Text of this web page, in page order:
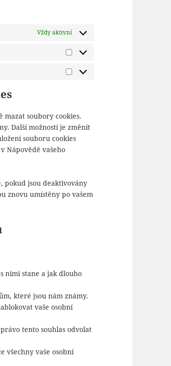
Vždy aktivní
Předvolby
Marketing
soubory cookies.
Další možností je změnit
souboru cookies
Nápovědě vašeho
pokud jsou deaktivovány
znovu umístěny po vašem
nimi stane a jak dlouho
které jsou nám známy.
vaše osobní
tento souhlas odvolat
všechny vaše osobní